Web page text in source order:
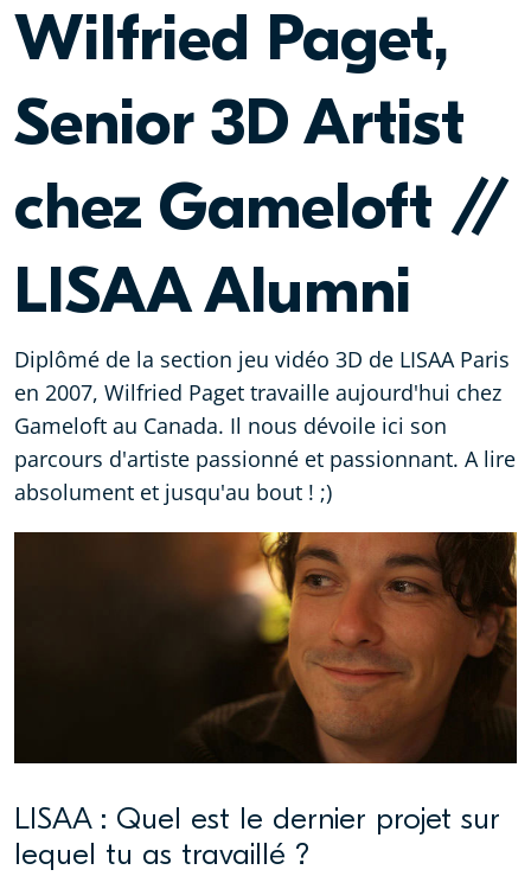
Wilfried Paget,
Senior 3D Artist
chez Gameloft //
LISAA Alumni
Diplômé de la section jeu vidéo 3D de LISAA Paris
en 2007, Wilfried Paget travaille aujourd'hui chez
Gameloft au Canada. Il nous dévoile ici son
parcours d'artiste passionné et passionnant. A lire
absolument et jusqu'au bout ! ;)
LISAA : Quel est le dernier projet sur
lequel tu as travaillé ?